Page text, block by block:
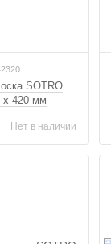
SOTRO
x 420 мм
Нет в наличии